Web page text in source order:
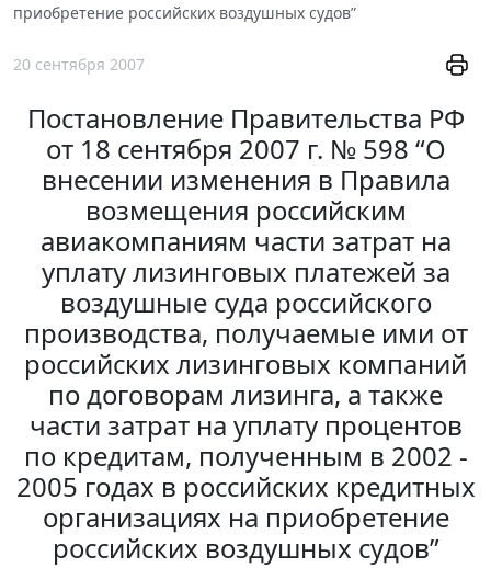
приобретение российских воздушных судов”
20 сентября 2007
Постановление Правительства РФ
от 18 сентября 2007 г. № 598 “О
внесении изменения в Правила
возмещения российским
авиакомпаниям части затрат на
уплату лизинговых платежей за
воздушные суда российского
производства, получаемые ими от
российских лизинговых компаний
по договорам лизинга, а также
части затрат на уплату процентов
по кредитам, полученным в 2002 -
2005 годах в российских кредитных
организациях на приобретение
российских воздушных судов”